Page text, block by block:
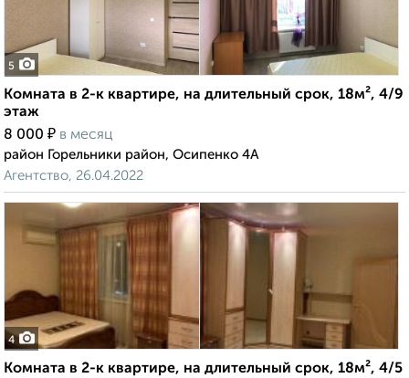
5
Комната в 2-к квартире, на длительный срок, 18м², 4/9
этаж
8 000 ₽ в месяц
район Горельники район, Осипенко 4А
Агентство, 26.04.2022
4
Комната в 2-к квартире, на длительный срок, 18м², 4/5